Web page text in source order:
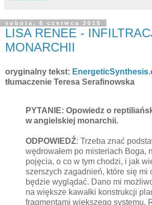
sobota, 6 czerwca 2015
LISA RENEE -
MONARCHII
oryginalny tekst:
tłumaczenie Teresa Serafinowska
PYTANIE: Opowiedz o
w angielskiej monarchii.
ODPOWIEDŹ: Trzeba znać
wędrowałem po misteriach Boga,
pojęcia, o co w tym chodzi, i jak
szerszych zagadnień, które się mi
będzie wyglądać. Dano mi
na większe kawałki konstrukcji
fragmentami większego systemu.